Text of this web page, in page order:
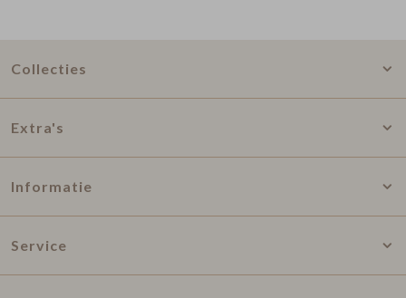
Collecties
Extra's
Informatie
Service